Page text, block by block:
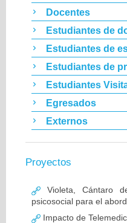
Docentes
Estudiantes de
Estudiantes de
Estudiantes de
Estudiantes
Egresados
Externos
Proyectos
Violeta, Cántaro
psicosocial para el
Impacto de